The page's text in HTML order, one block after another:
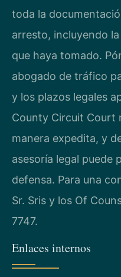
toda la
arresto, incluyendo
que haya tomado.
abogado de tráfico
y los plazos legales
County Circuit Court
manera expedita, y
asesoría legal puede
defensa. Para una
Sr. Sris y los Of
7747.
Enlaces internos